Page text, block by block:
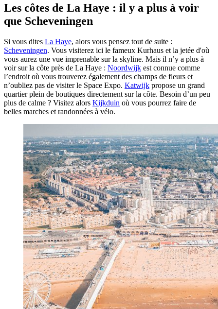
Les côtes de La Haye : il y a plus à voir
que Scheveningen
Si vous dites La Haye, alors vous pensez tout de suite :
Scheveningen. Vous visiterez ici le fameux Kurhaus et la jetée d'où
vous aurez une vue imprenable sur la skyline. Mais il n’y a plus à
voir sur la côte près de La Haye : Noordwijk est connue comme
l’endroit où vous trouverez également des champs de fleurs et
n’oubliez pas de visiter le Space Expo. Katwijk propose un grand
quartier plein de boutiques directement sur la côte. Besoin d’un peu
plus de calme ? Visitez alors Kijkduin où vous pourrez faire de
belles marches et randonnées à vélo.